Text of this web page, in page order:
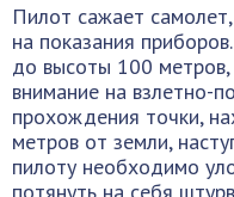
Пилот сажает
на показания
до высоты 100
внимание на взлетно-
прохождения точки,
метров от земли,
пилоту необходимо
потянуть на себя